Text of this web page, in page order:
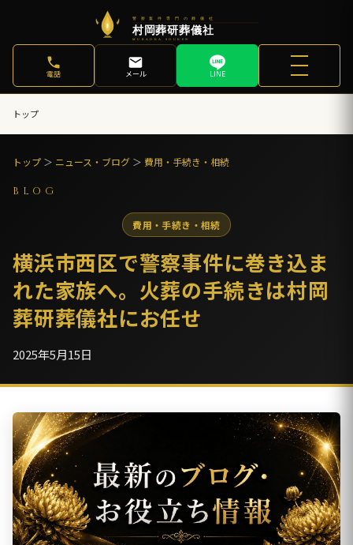
電話 メール LINE
トップ
トップ ＞ ニュース・ブログ ＞ 費用・手続き・相続
BLOG
費用・手続き・相続
横浜市西区で警察事件に巻き込ま
れた家族へ。火葬の手続きは村岡
葬研葬儀社にお任せ
2025年5月15日